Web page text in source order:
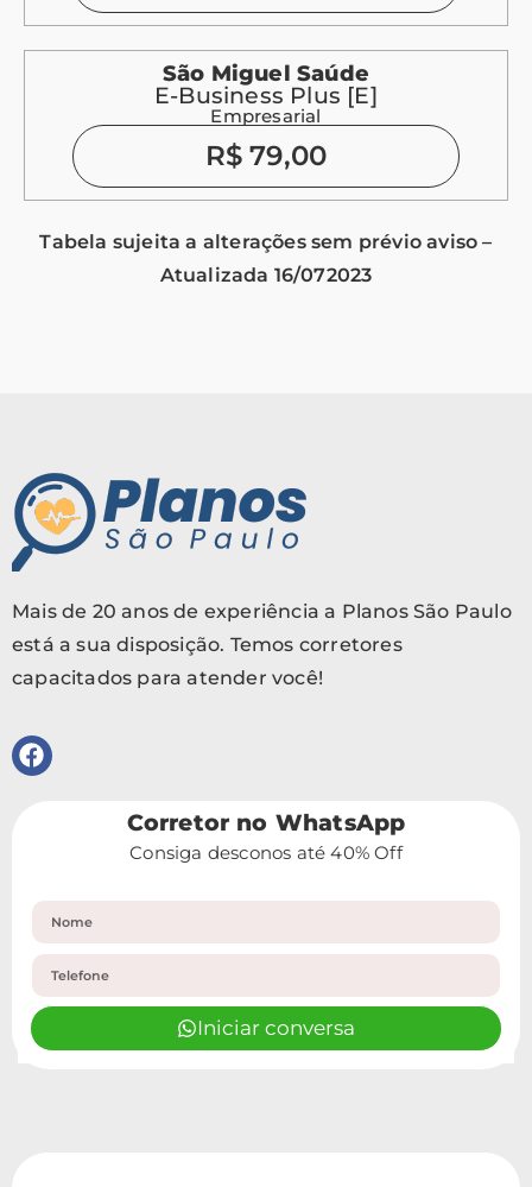
São Miguel Saúde
E-Business Plus [E]
Empresarial
R$ 79,00
Tabela sujeita a alterações sem prévio aviso –
Atualizada 16/072023
Mais de 20 anos de experiência a Planos São Paulo
está a sua disposição. Temos corretores
capacitados para atender você!
Iniciar conversa
Corretor no WhatsApp
Consiga desconos até 40% Off